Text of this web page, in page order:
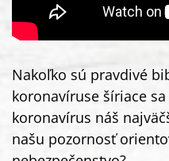
Nakoľko sú pravdivé
koronavíruse šíriace
koronavírus náš
našu pozornosť